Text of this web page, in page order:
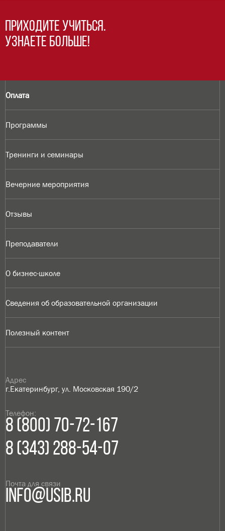
Приходите учиться.
Узнаете больше!
Оплата
Программы
Тренинги и семинары
Вечерние мероприятия
Отзывы
Преподаватели
О бизнес-школе
Сведения об образовательной организации
Полезный контент
Адрес
г.Екатеринбург, ул. Московская 190/2
Телефон:
8 (800) 70-72-167
8 (343) 288-54-07
Почта для связи
info@usib.ru